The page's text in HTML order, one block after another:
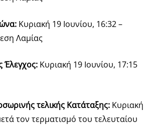
Κυριακή 19 Ιουνίου, 16:32 –
Λαμίας
Έλεγχος: Κυριακή 19 Ιουνίου, 17:15
τελικής Κατάταξης: Κυριακή
τον τερματισμό του τελευταίου